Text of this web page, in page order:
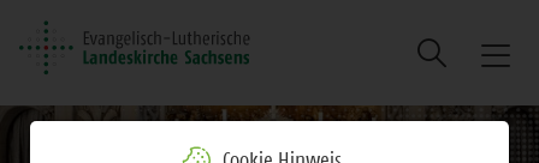
Suche